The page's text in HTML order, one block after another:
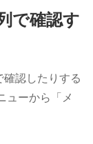
で確認す
認したりする
ューから「メ